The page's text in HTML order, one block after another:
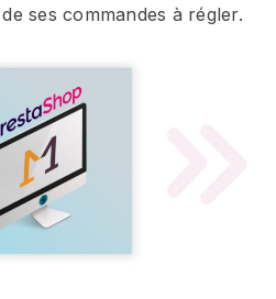
ses commandes à régler.